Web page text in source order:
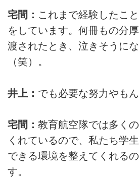
宅間： これまで経験したこ
をしています。何冊もの分
渡されたとき、泣きそうに
（笑）。
井上： でも必要な努力やもん
宅間： 教育航空隊では多く
くれているので、私たち学
できる環境を整えてくれる
す。